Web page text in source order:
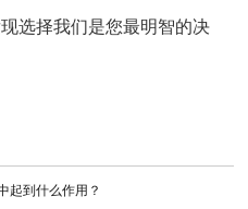
选择我们是您最明智的决
起到什么作用？